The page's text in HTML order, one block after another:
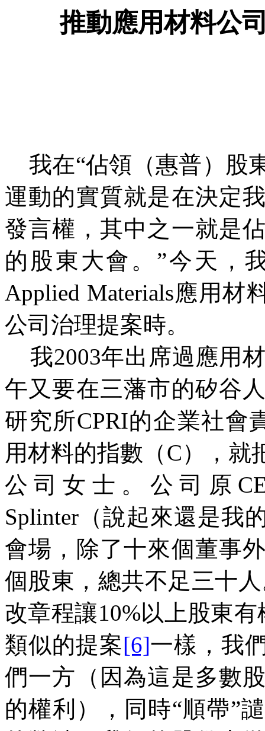
推動應用材料公
我在“佔領（惠普）股
運動的實質就是在決定
發言權，其中之一就是
的股東大會。”今天，
Applied Materials應用材
公司治理提案時。
我2003年出席過應用
午又要在三藩市的矽谷
研究所CPRI的企業社會
用材料的指數（C），就
公司女士。公司原
Splinter （說起來還是我
會場，除了十來個董事
個股東，總共不足三十
改章程讓10%以上股東有
類似的提案[6]一樣，我
們一方（因為這是多數
的權利），同時“順帶”